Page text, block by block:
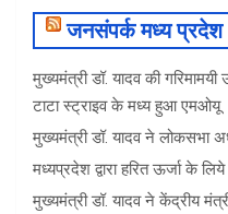
जनसंपर्क मध्य प्रदेश
मुख्यमंत्री डॉ. यादव की
टाटा स्ट्राइव के मध्य हुआ एमओयू
मुख्यमंत्री डॉ. यादव ने लोकसभा
मध्यप्रदेश द्वारा हरित ऊर्जा के
मुख्यमंत्री डॉ. यादव ने केंद्रीय